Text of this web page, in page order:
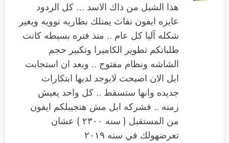
هذا الشبل من ذاك الاسد … كل الردود
عايزه ايفون نفاث يمتلك بطاريه نوويه ويغير
شكله آليا كل عام .. منذ فتره بسيطه كانت
طلباتكم تطوير الكاميرا وتكبير حجم
الشاشه ونظام مفتوح .. وبعد ان استجابت
ابل الان اصبحت لايوجد لديها ابتكارات
جديده وانها ستسقط .. كل واحد يعيش
زمنه .. فشركه ابل مش هتجيبلكم ايفون
من المستقبل ( سنه ٢٣٠٠ ) عشان
تعرضهولك في سنه ٢٠١٩